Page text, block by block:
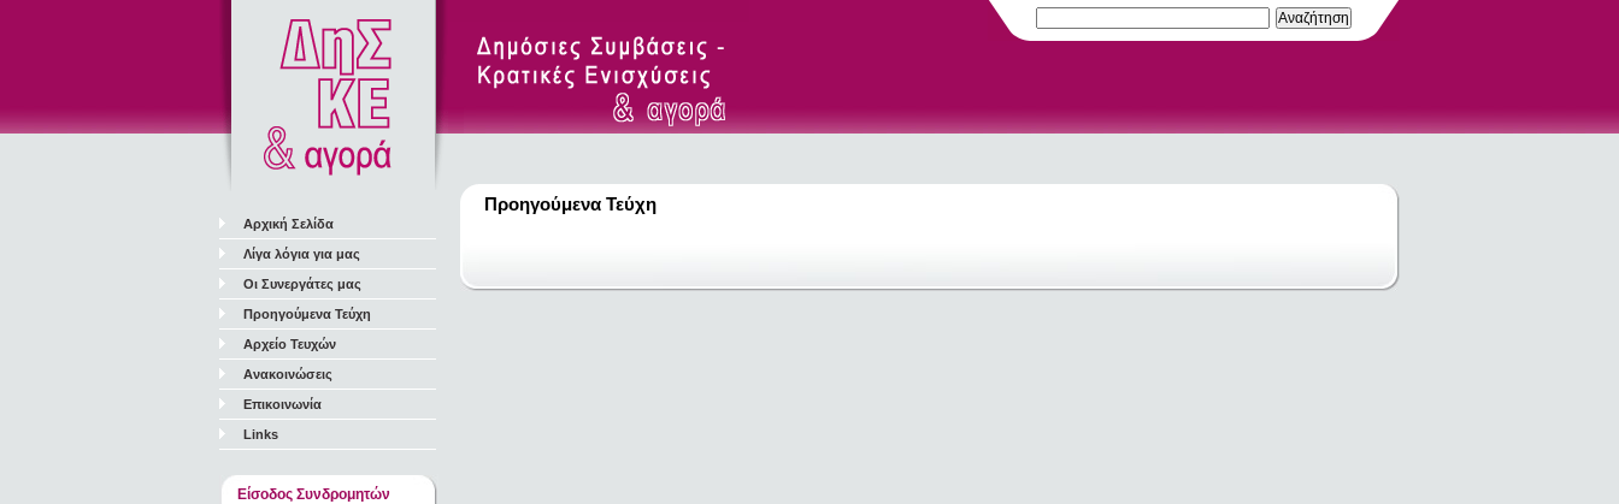
Αρχική Σελίδα
Λίγα λόγια για μας
Οι Συνεργάτες μας
Προηγούμενα Τεύχη
Αρχείο Τευχών
Ανακοινώσεις
Επικοινωνία
Links
Είσοδος Συνδρομητών
Προηγούμενα Τεύχη